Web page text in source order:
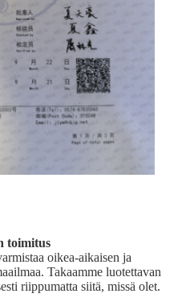
toimitus
oikea-aikaisen ja
Takaamme luotettavan
riippumatta siitä, missä olet.